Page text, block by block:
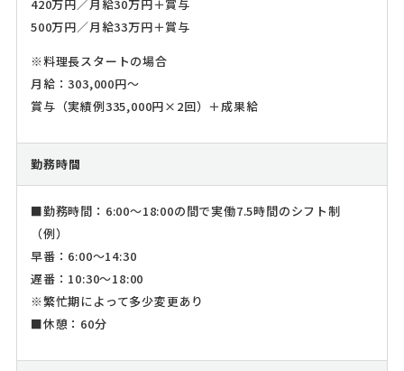
420万円／月給30万円＋賞与
500万円／月給33万円＋賞与
※料理長スタートの場合
月給：303,000円～
賞与（実績例335,000円×2回）＋成果給
勤務時間
■勤務時間：6:00～18:00の間で実働7.5時間のシフト制
（例）
早番：6:00～14:30
遅番：10:30～18:00
※繁忙期によって多少変更あり
■休憩：60分